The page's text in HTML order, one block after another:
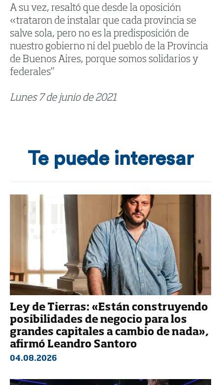
A su vez, resaltó que desde la oposición
«trataron de instalar que cada provincia se
salve sola, pero no es la predisposición de
nuestro gobierno ni del pueblo de la Provincia
de Buenos Aires, porque somos solidarios y
federales”
Lunes 7 de junio de 2021
Te puede interesar
Ley de Tierras: «Están construyendo
posibilidades de negocio para los
grandes capitales a cambio de nada»,
afirmó Leandro Santoro
04.08.2026